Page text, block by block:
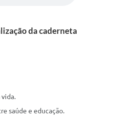
da caderneta
vida.
saúde e educação.